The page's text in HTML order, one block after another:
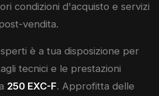
condizioni d'acquisto e servizi
vendita.
è a tua disposizione per
tecnici e le prestazioni
250 EXC-F. Approfitta delle